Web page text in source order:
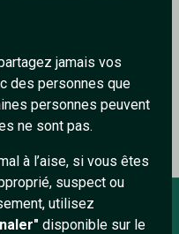
jamais vos
des personnes que
personnes peuvent
ne sont pas.
à l’aise, si vous êtes
suspect ou
utilisez
disponible sur le
1